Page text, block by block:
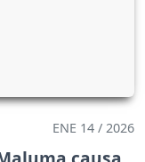
ENE 14 / 2026